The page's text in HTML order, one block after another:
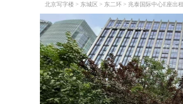
北京写字楼 > 东城区 > 东二环 > 兆泰国际中心E座出租